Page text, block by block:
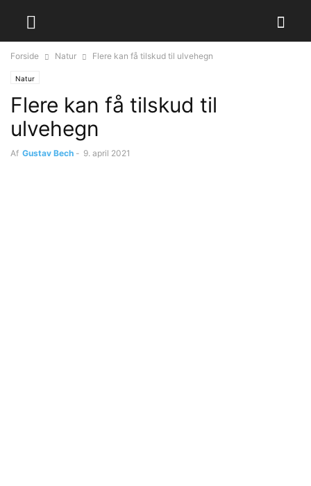
Forside Natur Flere kan få tilskud til ulvehegn
Natur
Flere kan få tilskud til
ulvehegn
Af Gustav Bech - 9. april 2021